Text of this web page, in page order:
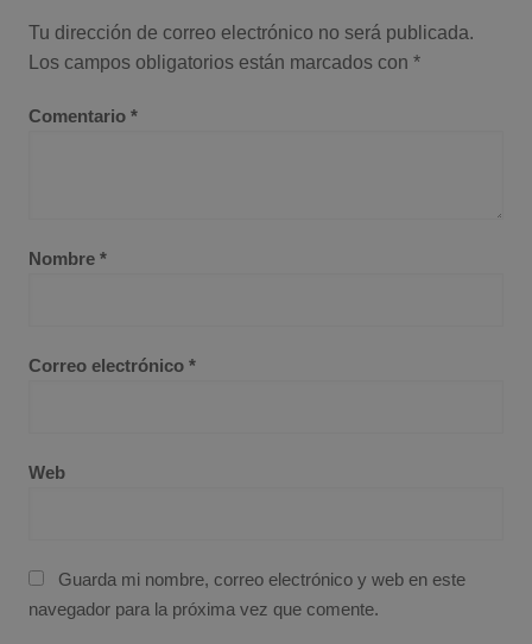
Tu dirección de correo electrónico no será publicada.
Los campos obligatorios están marcados con *
Comentario *
Nombre *
Correo electrónico *
Web
Guarda mi nombre, correo electrónico y web en este
navegador para la próxima vez que comente.